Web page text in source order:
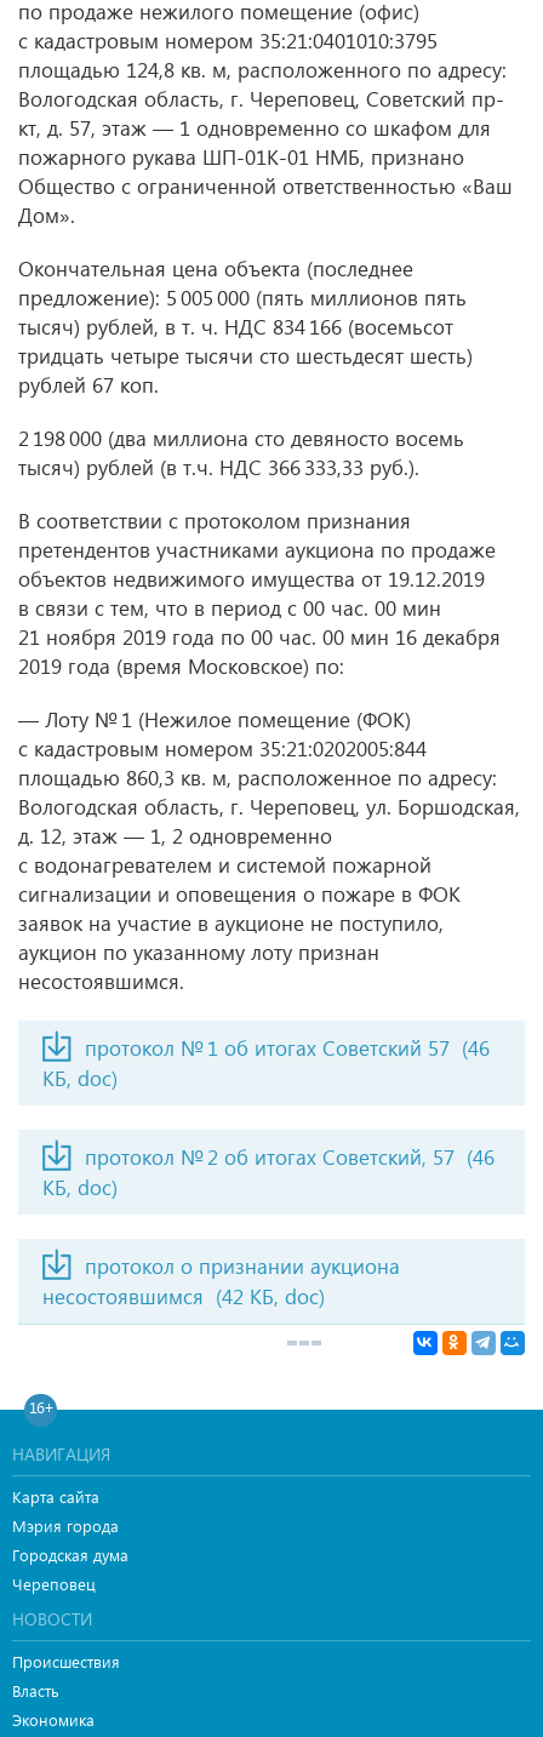
по продаже нежилого помещение (офис)
с кадастровым номером 35:21:0401010:3795
площадью 124,8 кв. м, расположенного по адресу:
Вологодская область, г. Череповец, Советский пр-
кт, д. 57, этаж — 1 одновременно со шкафом для
пожарного рукава ШП-01К-01 НМБ, признано
Общество с ограниченной ответственностью «Ваш
Дом».
Окончательная цена объекта (последнее
предложение): 5 005 000 (пять миллионов пять
тысяч) рублей, в т. ч. НДС 834 166 (восемьсот
тридцать четыре тысячи сто шестьдесят шесть)
рублей 67 коп.
2 198 000 (два миллиона сто девяносто восемь
тысяч) рублей (в т.ч. НДС 366 333,33 руб.).
В соответствии с протоколом признания
претендентов участниками аукциона по продаже
объектов недвижимого имущества от 19.12.2019
в связи с тем, что в период с 00 час. 00 мин
21 ноября 2019 года по 00 час. 00 мин 16 декабря
2019 года (время Московское) по:
— Лоту № 1 (Нежилое помещение (ФОК)
с кадастровым номером 35:21:0202005:844
площадью 860,3 кв. м, расположенное по адресу:
Вологодская область, г. Череповец, ул. Боршодская,
д. 12, этаж — 1, 2 одновременно
с водонагревателем и системой пожарной
сигнализации и оповещения о пожаре в ФОК
заявок на участие в аукционе не поступило,
аукцион по указанному лоту признан
несостоявшимся.
протокол № 1 об итогах Советский 57 (46
КБ, doc)
протокол № 2 об итогах Советский, 57 (46
КБ, doc)
протокол о признании аукциона
несостоявшимся (42 КБ, doc)
16+
НАВИГАЦИЯ
Карта сайта
Мэрия города
Городская дума
Череповец
НОВОСТИ
Происшествия
Власть
Экономика